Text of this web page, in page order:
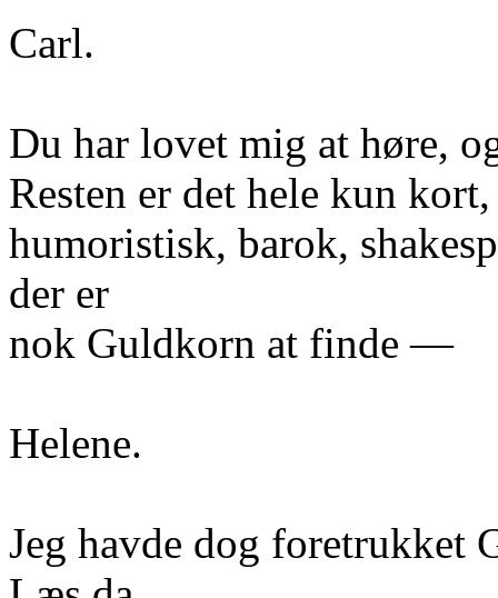
Carl.
Du har lovet mig at høre,
Resten er det hele kun
humoristisk, barok,
der er
nok Guldkorn at finde —
Helene.
Jeg havde dog foretrukket